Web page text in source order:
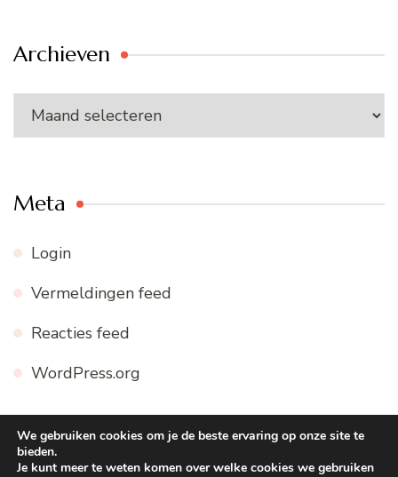
Archieven
Archieven
Meta
Login
Vermeldingen feed
Reacties feed
WordPress.org
© Copyright 2026WWW.FIJNE-RECEPTEN.NL. Alle
We gebruiken cookies om je de beste ervaring op onze site te
bieden.
Je kunt meer te weten komen over welke cookies we gebruiken